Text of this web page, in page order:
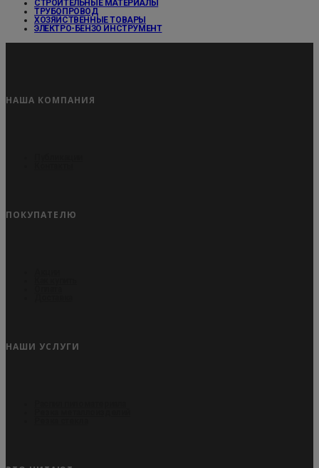
СТРОИТЕЛЬНЫЕ МАТЕРИАЛЫ
ТРУБОПРОВОД
ХОЗЯЙСТВЕННЫЕ ТОВАРЫ
ЭЛЕКТРО-БЕНЗО ИНСТРУМЕНТ
НАША КОМПАНИЯ
ПОКУПАТЕЛЮ
НАШИ УСЛУГИ